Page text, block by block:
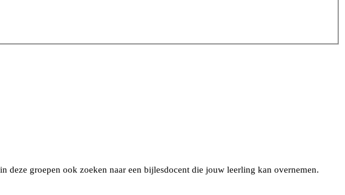
deze groepen ook zoeken naar een bijlesdocent die jouw leerling kan overnemen.